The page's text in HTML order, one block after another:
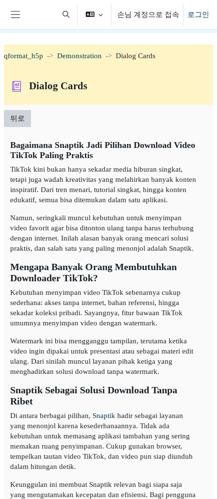
검색 입력 전환
손님 계정으로 접속 로그인
qformat_h5p Demonstration Dialog Cards
Dialog Cards
뒤로
Bagaimana Snaptik Jadi Pilihan Download Video
TikTok Paling Praktis
TikTok kini bukan hanya sekadar media hiburan singkat,
tetapi juga wadah kreativitas yang melahirkan banyak konten
inspiratif. Dari tren menari, tutorial singkat, hingga konten
edukatif, semua bisa ditemukan dalam satu aplikasi.
Namun, seringkali muncul kebutuhan untuk menyimpan
video favorit agar bisa ditonton ulang tanpa harus terhubung
dengan internet. Inilah alasan banyak orang mencari solusi
praktis, dan salah satu yang paling menonjol adalah Snaptik.
Mengapa Banyak Orang Membutuhkan
Downloader TikTok?
Kebutuhan menyimpan video TikTok sebenarnya cukup
sederhana: akses tanpa internet, bahan referensi, hingga
sekadar koleksi pribadi. Sayangnya, fitur bawaan TikTok
umumnya menyimpan video dengan watermark.
Watermark ini bisa mengganggu tampilan, terutama ketika
video ingin dipakai untuk presentasi atau sebagai materi edit
ulang. Dari sinilah muncul layanan pihak ketiga yang
menghadirkan solusi download tanpa watermark.
Snaptik Sebagai Solusi Download Tanpa
Ribet
Di antara berbagai pilihan, Snaptik hadir sebagai layanan
yang menonjol karena kesederhanaannya. Tidak ada
kebutuhan untuk memasang aplikasi tambahan yang sering
memakan ruang penyimpanan. Cukup gunakan browser,
tempelkan tautan video TikTok, dan video pun siap diunduh
dalam hitungan detik.
Keunggulan ini membuat Snaptik relevan bagi siapa saja
yang mengutamakan kecepatan dan efisiensi. Bagi pengguna